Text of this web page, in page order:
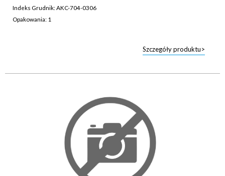
Indeks Grudnik: AKC-704-0306
Opakowania: 1
Szczegóły produktu>